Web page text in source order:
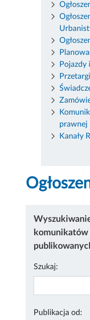
prawnej
Kanały
komunikatów
Szukaj:
Publikacja od: